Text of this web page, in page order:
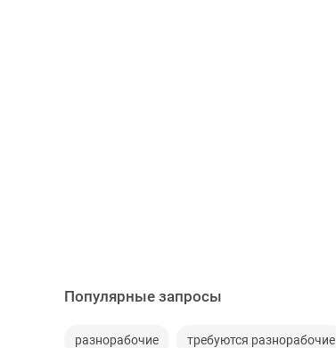
Популярные запросы
разнорабочие требуются разнорабочие